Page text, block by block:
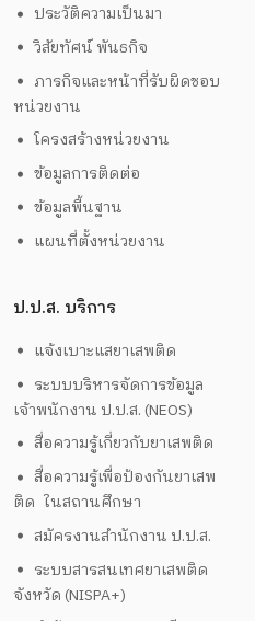
ประวัติความเป็นมา
วิสัยทัศน์ พันธกิจ
ภารกิจและหน้าที่รับผิดชอบ
หน่วยงาน
โครงสร้างหน่วยงาน
ข้อมูลการติดต่อ
ข้อมูลพื้นฐาน
แผนที่ตั้งหน่วยงาน
ป.ป.ส. บริการ
แจ้งเบาะแสยาเสพติด
ระบบบริหารจัดการข้อมูล
เจ้าพนักงาน ป.ป.ส. (NEOS)
สื่อความรู้เกี่ยวกับยาเสพติด
สื่อความรู้เพื่อป้องกันยาเสพ
ติด ในสถานศึกษา
สมัครงานสำนักงาน ป.ป.ส.
ระบบสารสนเทศยาเสพติด
จังหวัด (NISPA+)